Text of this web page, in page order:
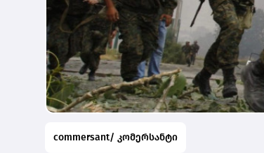
commersant/ კომერსანტი